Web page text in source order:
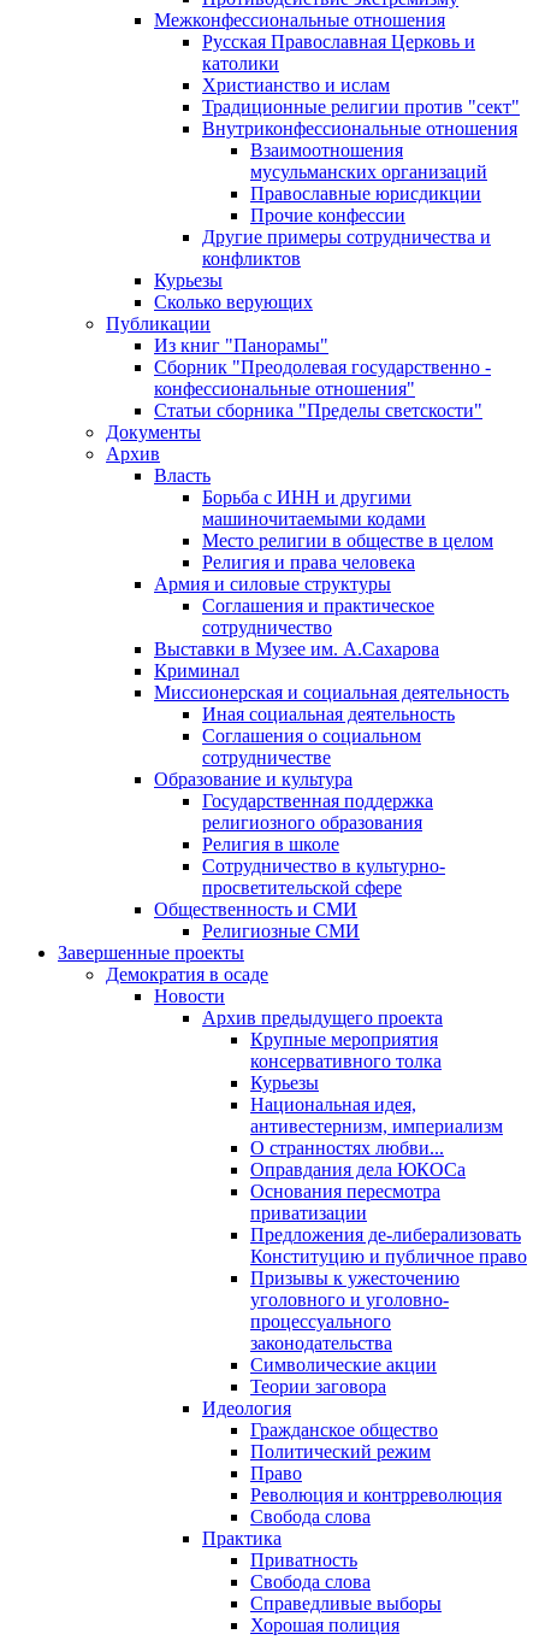
Межконфессиональные отношения
Русская Православная Церковь и
католики
Христианство и ислам
Традиционные религии против "сект"
Внутриконфессиональные отношения
Взаимоотношения
мусульманских организаций
Православные юрисдикции
Прочие конфессии
Другие примеры сотрудничества и
конфликтов
Курьезы
Сколько верующих
Публикации
Из книг "Панорамы"
Сборник "Преодолевая государственно -
конфессиональные отношения"
Статьи сборника "Пределы светскости"
Документы
Архив
Власть
Борьба с ИНН и другими
машиночитаемыми кодами
Место религии в обществе в целом
Религия и права человека
Армия и силовые структуры
Соглашения и практическое
сотрудничество
Выставки в Музее им. А.Сахарова
Криминал
Миссионерская и социальная деятельность
Иная социальная деятельность
Соглашения о социальном
сотрудничестве
Образование и культура
Государственная поддержка
религиозного образования
Религия в школе
Сотрудничество в культурно-
просветительской сфере
Общественность и СМИ
Религиозные СМИ
Завершенные проекты
Демократия в осаде
Новости
Архив предыдущего проекта
Крупные мероприятия
консервативного толка
Курьезы
Национальная идея,
антивестернизм, империализм
О странностях любви...
Оправдания дела ЮКОСа
Основания пересмотра
приватизации
Предложения де-либерализовать
Конституцию и публичное право
Призывы к ужесточению
уголовного и уголовно-
процессуального
законодательства
Символические акции
Теории заговора
Идеология
Гражданское общество
Политический режим
Право
Революция и контрреволюция
Свобода слова
Практика
Приватность
Свобода слова
Справедливые выборы
Хорошая полиция